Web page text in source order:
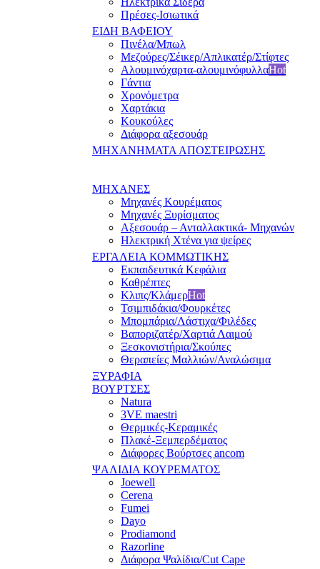
Πρέσες-Ισιωτικά
ΕΙΔΗ ΒΑΦΕΙΟΥ
Πινέλα/Μπωλ
Μεζούρες/Σέικερ/Απλικατέρ/Στίφτες
Αλουμινόχαρτα-αλουμινόφυλλαHot
Γάντια
Χρονόμετρα
Χαρτάκια
Κουκούλες
Διάφορα αξεσουάρ
ΜΗΧΑΝΗΜΑΤΑ ΑΠΟΣΤΕΙΡΩΣΗΣ
ΜΗΧΑΝΕΣ
Μηχανές Κουρέματος
Μηχανές Ξυρίσματος
Αξεσουάρ – Ανταλλακτικά- Μηχανών
Ηλεκτρική Χτένα για ψείρες
ΕΡΓΑΛΕΙΑ ΚΟΜΜΩΤΙΚΗΣ
Εκπαιδευτικά Κεφάλια
Καθρέπτες
Κλιπς/ΚλάμερHot
Τσιμπιδάκια/Φουρκέτες
Μπομπάρια/Λάστιχα/Φιλέδες
Βαποριζατέρ/Χαρτιά Λαιμού
Ξεσκονιστήρια/Σκούπες
Θεραπείες Μαλλιών/Αναλώσιμα
ΞΥΡΑΦΙΑ
ΒΟΥΡΤΣΕΣ
Natura
3VE maestri
Θερμικές-Κεραμικές
Πλακέ-Ξεμπερδέματος
Διάφορες Βούρτσες ancom
ΨΑΛΙΔΙΑ ΚΟΥΡΕΜΑΤΟΣ
Joewell
Cerena
Fumei
Dayo
Prodiamond
Razorline
Διάφορα Ψαλίδια/Cut Cape